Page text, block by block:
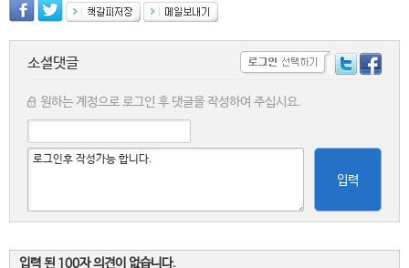
소셜댓글
원하는 계정으로 로그인 후 댓글을 작성하여 주십시요.
입력
입력 된 100자 의견이 없습니다.